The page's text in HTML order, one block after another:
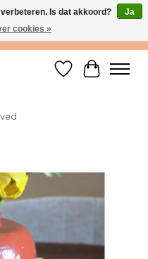
BINNEN 1-2 WERKDAGEN
Verlanglijst
Items
Is dat akkoord?
Ja
cookies »